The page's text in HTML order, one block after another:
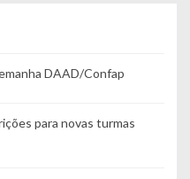
DAAD/Confap
para novas turmas